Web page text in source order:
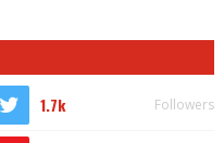
1.7k Followers